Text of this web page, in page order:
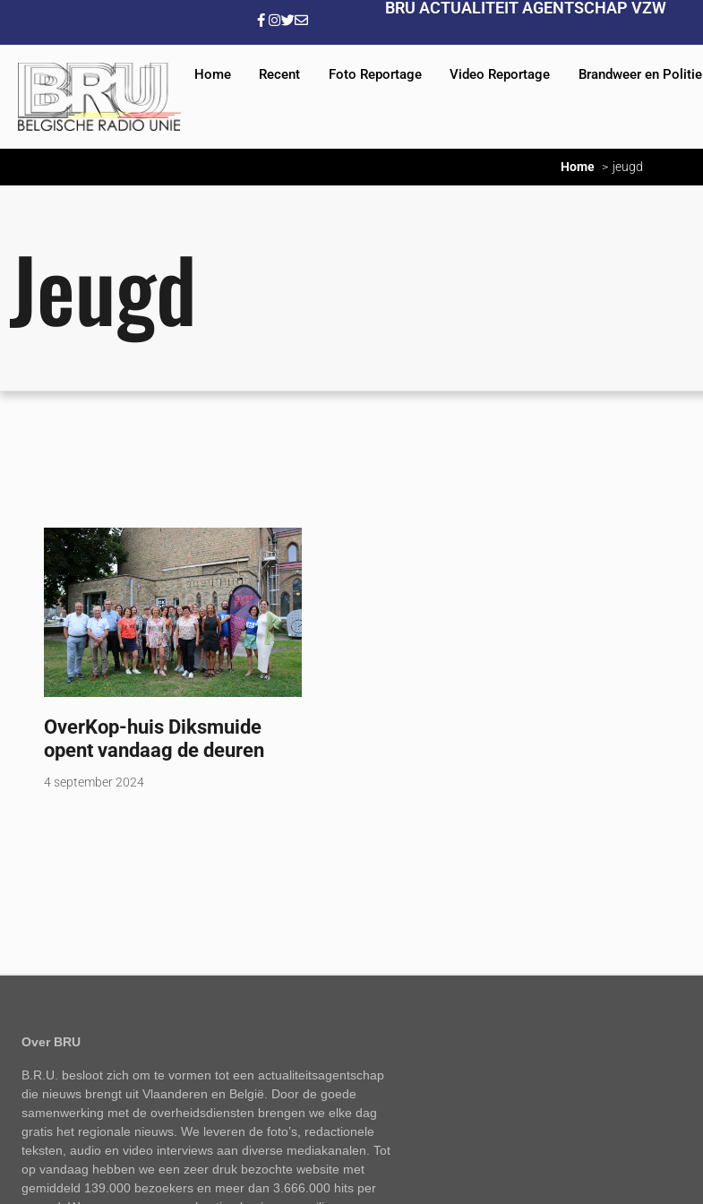
BRU ACTUALITEIT AGENTSCHAP VZW
Home Recent Foto Reportage Video Reportage Brandweer en Politie
Home jeugd
Jeugd
OverKop-huis Diksmuide
opent vandaag de deuren
4 september 2024
Over BRU
B.R.U. besloot zich om te vormen tot een actualiteitsagentschap
die nieuws brengt uit Vlaanderen en België. Door de goede
samenwerking met de overheidsdiensten brengen we elke dag
gratis het regionale nieuws. We leveren de foto’s, redactionele
teksten, audio en video interviews aan diverse mediakanalen. Tot
op vandaag hebben we een zeer druk bezochte website met
gemiddeld 139.000 bezoekers en meer dan 3.666.000 hits per